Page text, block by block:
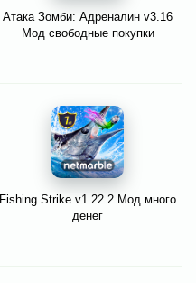
Атака Зомби: Адреналин v3.16
Мод свободные покупки
Fishing Strike v1.22.2 Мод много
денег